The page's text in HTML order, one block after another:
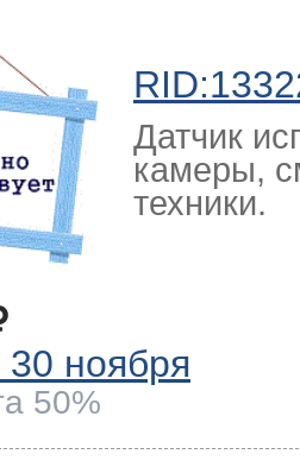
Датчик
камеры,
техники.
30 ноября
50%